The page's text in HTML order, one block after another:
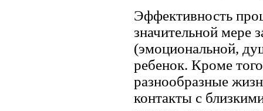
Эффективность
значительной мере
(эмоциональной,
ребенок. Кроме
разнообразные
контакты с